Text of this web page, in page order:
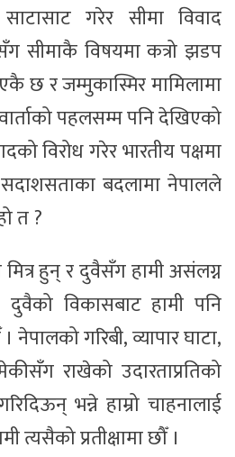
गरेर सीमा विवाद
सीमाकै विषयमा कत्रो झडप
छ र जम्मुकास्मिर मामिलामा
पहलसम्म पनि देखिएको
विरोध गरेर भारतीय पक्षमा
बदलामा नेपालले
त ?
मित्र हुन् र दुवैसँग हामी असंलग्न
दुवैको विकासबाट हामी पनि
नेपालको गरिबी, व्यापार घाटा,
राखेको उदारताप्रतिको
भन्ने हाम्रो चाहनालाई
त्यसैको प्रतीक्षामा छौँ ।